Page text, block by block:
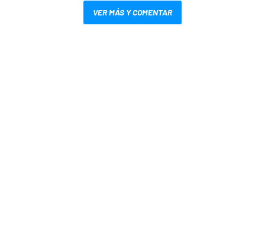
VER MÁS Y COMENTAR